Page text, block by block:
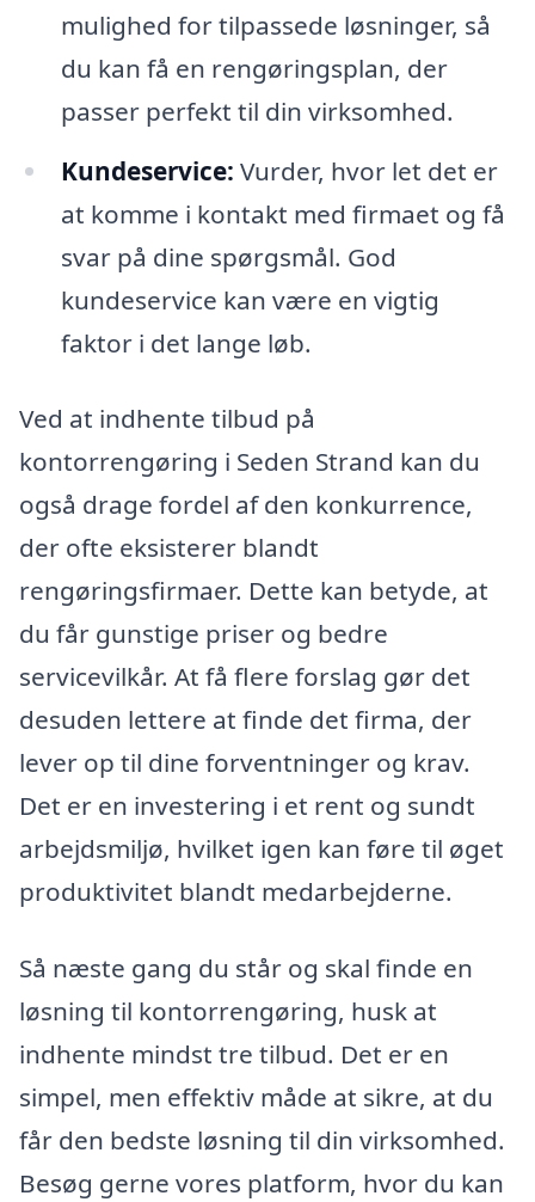
mulighed for tilpassede løsninger, så
du kan få en rengøringsplan, der
passer perfekt til din virksomhed.
Kundeservice: Vurder, hvor let det er
at komme i kontakt med firmaet og få
svar på dine spørgsmål. God
kundeservice kan være en vigtig
faktor i det lange løb.
Ved at indhente tilbud på
kontorrengøring i Seden Strand kan du
også drage fordel af den konkurrence,
der ofte eksisterer blandt
rengøringsfirmaer. Dette kan betyde, at
du får gunstige priser og bedre
servicevilkår. At få flere forslag gør det
desuden lettere at finde det firma, der
lever op til dine forventninger og krav.
Det er en investering i et rent og sundt
arbejdsmiljø, hvilket igen kan føre til øget
produktivitet blandt medarbejderne.
Så næste gang du står og skal finde en
løsning til kontorrengøring, husk at
indhente mindst tre tilbud. Det er en
simpel, men effektiv måde at sikre, at du
får den bedste løsning til din virksomhed.
Besøg gerne vores platform, hvor du kan